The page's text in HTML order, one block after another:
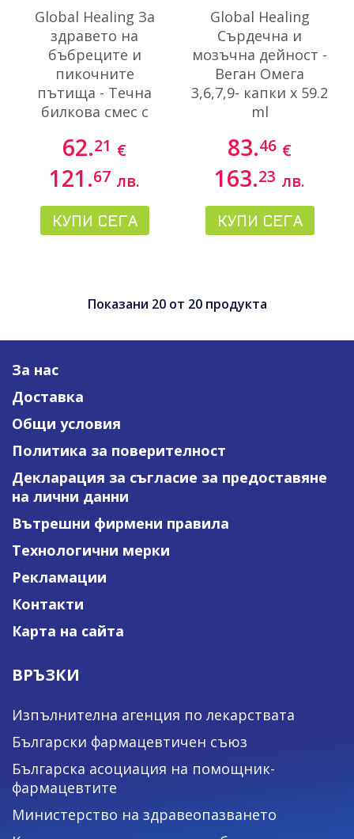
Global Healing За
здравето на
бъбреците и
пикочните
пътища - Течна
билкова смес с
59.2 ml
62.21 €
121.67 лв.
КУПИ СЕГА
Global Healing
Сърдечна и
мозъчна дейност -
Веган Омега
3,6,7,9- капки х 59.2
ml
83.46 €
163.23 лв.
КУПИ СЕГА
Показани 20от 20продукта
За нас
Доставка
Общи условия
Политика за поверителност
Декларация за съгласие за предоставяне
на лични данни
Вътрешни фирмени правила
Технологични мерки
Рекламации
Контакти
Карта на сайта
ВРЪЗКИ
Изпълнителна агенция по лекарствата
Български фармацевтичен съюз
Българска асоциация на помощник-
фармацевтите
Министерство на здравеопазването